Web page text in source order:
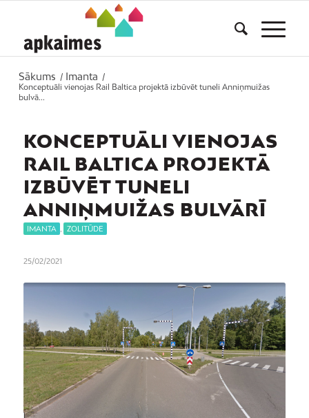
Sākums / Imanta
/
Konceptuāli vienojas Rail Baltica projektā izbūvēt tuneli Anniņmuižas
bulvā...
KONCEPTUĀLI VIENOJAS
RAIL BALTICA PROJEKTĀ
IZBŪVĒT TUNELI
ANNIŅMUIŽAS BULVĀRĪ
IMANTA ZOLITŪDE
25/02/2021